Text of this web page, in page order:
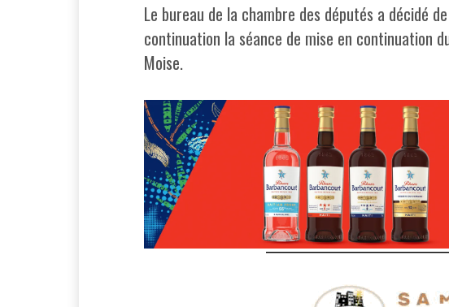
Le bureau de la chambre des députés a décidé
continuation la séance de mise en continuation
Moise.